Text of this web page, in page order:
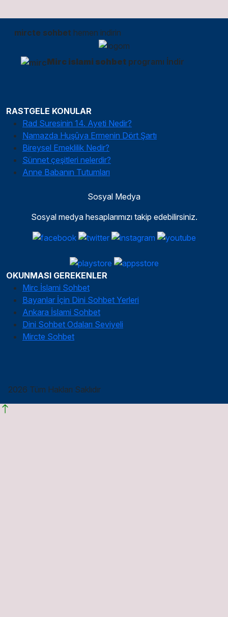
mircte sohbet hemen indirin
Mirc islami sohbet programı İndir
RASTGELE KONULAR
Rad Suresinin 14. Ayeti Nedir?
Namazda Huşûya Ermenin Dört Şartı
Bireysel Emeklilik Nedir?
Sünnet çeşitleri nelerdir?
Anne Babanın Tutumları
Sosyal Medya
Sosyal medya hesaplarımızı takip edebilirsiniz.
OKUNMASI GEREKENLER
Mirc İslami Sohbet
Bayanlar İçin Dini Sohbet Yerleri
Ankara İslami Sohbet
Dini Sohbet Odaları Seviyeli
Mircte Sohbet
2026 Tüm Hakları Saklıdır